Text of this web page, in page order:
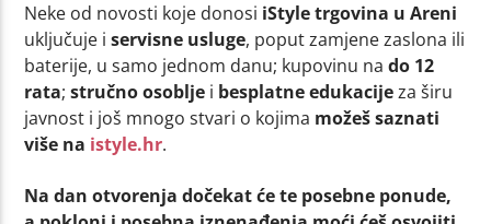
Neke od novosti koje donosi iStyle trgovina u Areni
uključuje iservisne usluge, poput zamjene zaslona ili
baterije, u samo jednom danu; kupovinu nado 12
rata;stručno osoblje i besplatne edukacijeza širu
javnost i još mnogo stvari o kojima možeš saznati
više na istyle.hr.
Na dan otvorenja dočekat će te posebne ponude,